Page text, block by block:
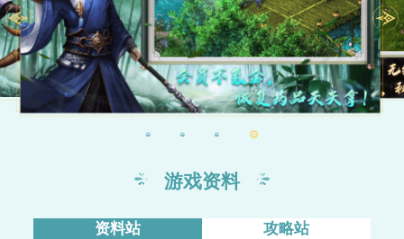
适龄提示
1.本游戏是一款角色扮演类游
戏，适用于满16周岁及以上用
户，建议未成年人在家长监护下
使用游戏产品。
2.本游戏通过游戏环境内的交
互，打怪通关等玩法推进剧情。
游戏中有基于文字的陌生人社交
游戏资料
资料站 攻略站